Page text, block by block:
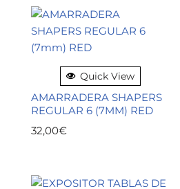
Quick View
AMARRADERA SHAPERS
REGULAR 6 (7MM) RED
32,00€